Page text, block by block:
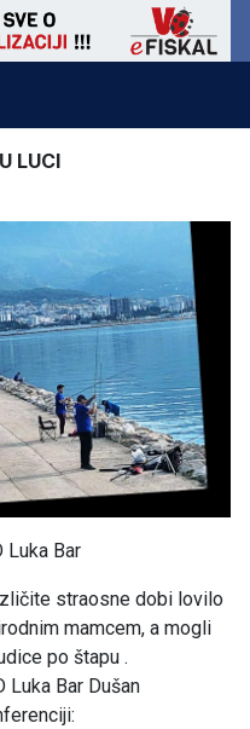
LUCI
Luka Bar
straosne dobi lovilo
mamcem, a mogli
po štapu .
Luka Bar Dušan